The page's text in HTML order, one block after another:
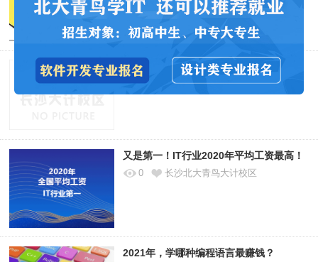
​《2021应届生就业趋势报告》要点速递
0 长沙北大青鸟大计校区
又是第一！IT行业2020年平均工资最高！
0 长沙北大青鸟大计校区
2021年，学哪种编程语言最赚钱？